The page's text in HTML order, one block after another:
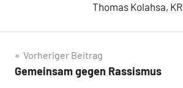
Thomas Kolahsa, KR
Beitragsnavigation
Vorheriger Beitrag
Gemeinsam gegen Rassismus